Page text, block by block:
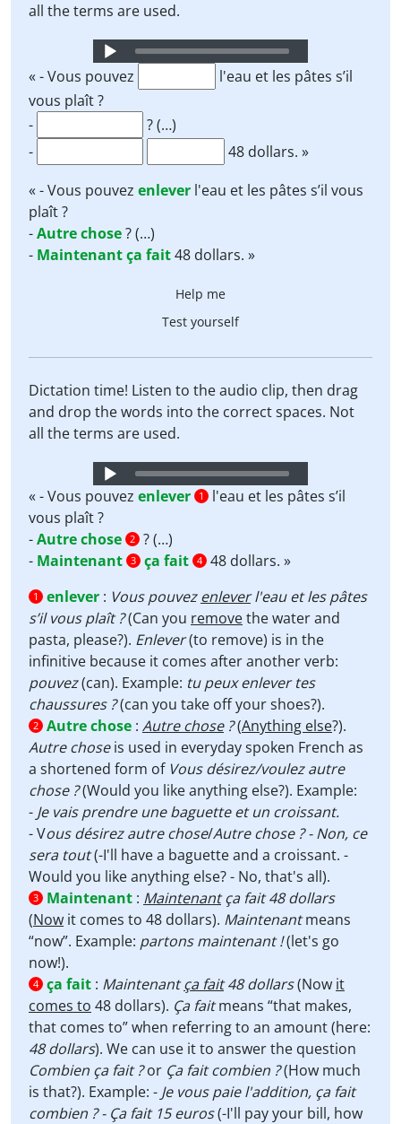
all the terms are used.
Audio
Player
« - Vous pouvez
l'eau et les pâtes s’il
vous plaît ?
-
? (…)
-
48 dollars. »
« - Vous pouvez enlever l'eau et les pâtes s’il vous
plaît ?
-Autre chose? (…)
- Maintenantça fait48 dollars. »
Help me
Test yourself
Dictation time! Listen to the audio clip, then drag
and drop the words into the correct spaces. Not
all the terms are used.
Audio
Player
« - Vous pouvez enlever 1
l'eau et les pâtes s’il
vous plaît ?
-Autre chose 2 ? (…)
- Maintenant 3 ça fait 4 48 dollars. »
1 enlever : Vous pouvezenleverl'eau et les pâtes
s’il vous plaît ?(Can you removethe water and
pasta, please?). Enlever(to remove) is in the
infinitive because it comes after another verb:
pouvez(can). Example: tu peux enlever tes
chaussures ?(can you take off your shoes?).
2 Autre chose : Autre chose?(Anything else?).
Autre choseis used in everyday spoken French as
a shortened form of Vous désirez/voulez autre
chose ?(Would you like anything else?). Example:
- Je vais prendre une baguette et un croissant.
- Vous désirez autre chose/Autre chose ? - Non, ce
sera tout(-I'll have a baguette and a croissant. -
Would you like anything else? - No, that's all).
3 Maintenant : Maintenantça fait 48 dollars
(Now it comes to 48 dollars). Maintenantmeans
“now”. Example: partons maintenant !(let's go
now!).
4 ça fait : Maintenantça fait48 dollars(Now it
comes to 48 dollars). Ça faitmeans “that makes,
that comes to” when referring to an amount (here:
48 dollars). We can use it to answer the question
Combien ça fait ?or Ça fait combien ?(How much
is that?). Example: - Je vous paie l'addition, ça fait
combien ? - Ça fait 15 euros(-I'll pay your bill, how